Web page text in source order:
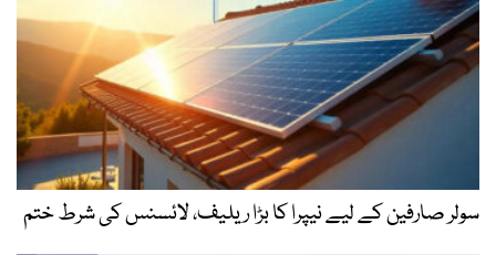
سولر صارفین کے لیے نیپرا کا بڑا ریلیف، لائسنس کی شرط ختم